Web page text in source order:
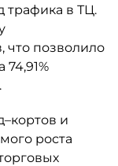
трафика в ТЦ.
что позволило
и
роста